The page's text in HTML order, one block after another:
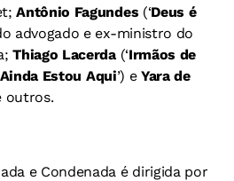
Antônio Fagundes (‘Deus é
advogado e ex-ministro do
Thiago Lacerda(‘Irmãos de
Ainda Estou Aqui’) e Yara de
outros.
e Condenada é dirigida por